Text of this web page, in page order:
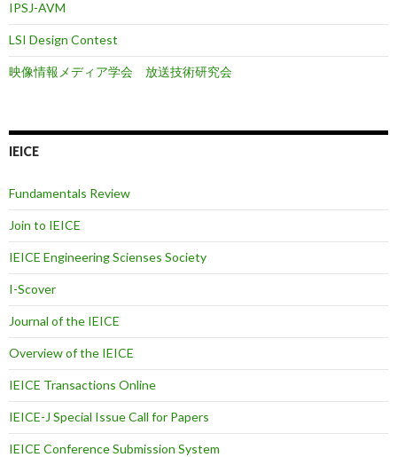
IPSJ-AVM
LSI Design Contest
映像情報メディア学会 放送技術研究会
IEICE
Fundamentals Review
Join to IEICE
IEICE Engineering Scienses Society
I-Scover
Journal of the IEICE
Overview of the IEICE
IEICE Transactions Online
IEICE-J Special Issue Call for Papers
IEICE Conference Submission System